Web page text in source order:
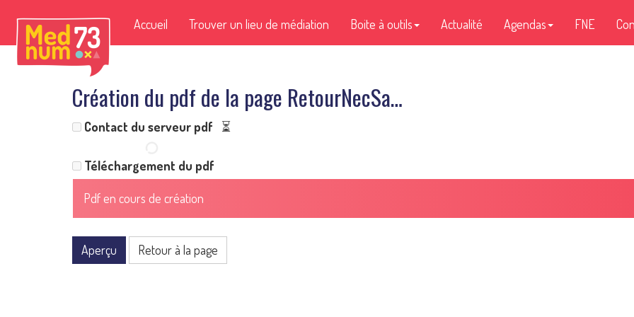
Accueil Trouver un lieu de médiation Boite à outils Actualité Agendas FNE
Création du pdf de la page RetourNecSa…
Contact du serveur pdf ⏳
Téléchargement du pdf
Pdf en cours de création
Aperçu Retour à la page